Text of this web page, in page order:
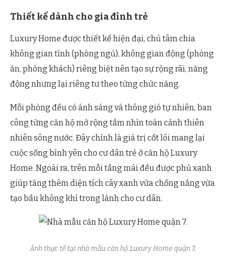
Thiết kế dành cho gia đình trẻ
Luxury Home được thiết kế hiện đại, chủ tâm chia
không gian tĩnh (phòng ngủ), không gian động (phòng
ăn, phòng khách) riêng biệt nên tạo sự rộng rãi, năng
động nhưng lại riêng tư theo từng chức năng.
Mỗi phòng đều có ánh sáng và thông gió tự nhiên, ban
công từng căn hộ mở rộng tầm nhìn toàn cảnh thiên
nhiên sông nước. Đây chính là giá trị cốt lõi mang lại
cuộc sống bình yên cho cư dân trẻ ở căn hộ Luxury
Home. Ngoài ra, trên mỗi tầng mái đều được phủ xanh
giúp tăng thêm diện tích cây xanh vừa chống nắng vừa
tạo bầu không khí trong lành cho cư dân.
Ảnh thực tế tại nhà mẫu căn hộ Luxury Home quận 7.